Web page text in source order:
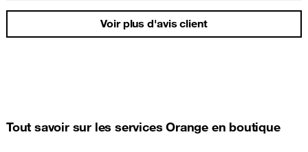
Voir plus d'avis client
Tout savoir sur les services Orange en boutique